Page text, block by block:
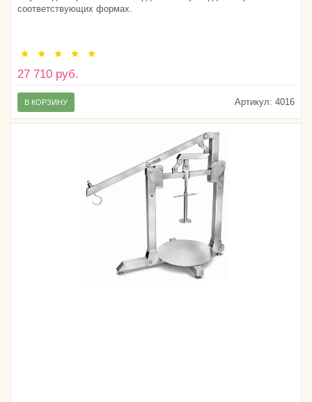
соответствующих формах.
27 710 руб.
Артикул: 4016
В КОРЗИНУ